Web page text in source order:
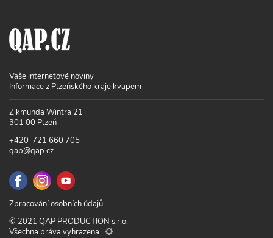
Vaše internetové noviny
Informace z Plzeňského kraje kvapem
Zikmunda Wintra 21
301 00 Plzeň
+420 721 660 705
qap@qap.cz
Zpracování osobních údajů
© 2021 QAP PRODUCTION s.r.o.
Všechna práva vyhrazena.